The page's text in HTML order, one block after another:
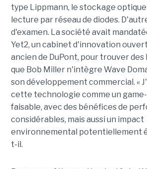
type Lippmann, le stockage
lecture par réseau de diodes.
d'examen. La société avait
Yet2, un cabinet d'innovation
ancien de DuPont, pour trouver des
que Bob Miller n'intègre Wave
son développement commercial. «
cette technologie comme un
faisable, avec des bénéfices de
considérables, mais aussi un impact
environnemental potentiellement
t-il.